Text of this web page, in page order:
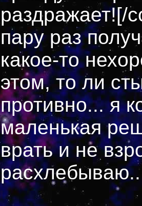
раздражает![/
пару раз
какое-то
этом, то ли
противно... я
маленькая
врать и не